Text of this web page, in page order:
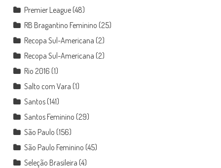
Premier League(48)
RB Bragantino Feminino (25)
Recopa Sul-Americana (2)
Recopa Sul-Americana (2)
Rio 2016 (1)
Salto com Vara (1)
Santos(141)
Santos Feminino (29)
São Paulo (156)
São Paulo Feminino (45)
Seleção Brasileira (4)